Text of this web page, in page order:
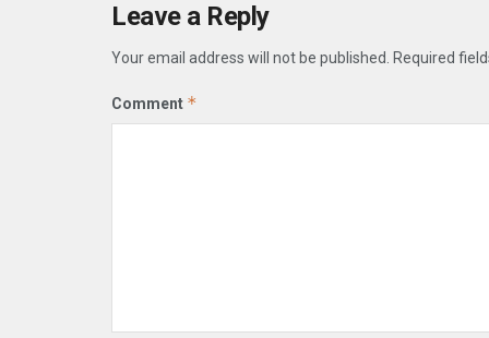
Leave a Reply
Your email address will not be published. Required
Comment *